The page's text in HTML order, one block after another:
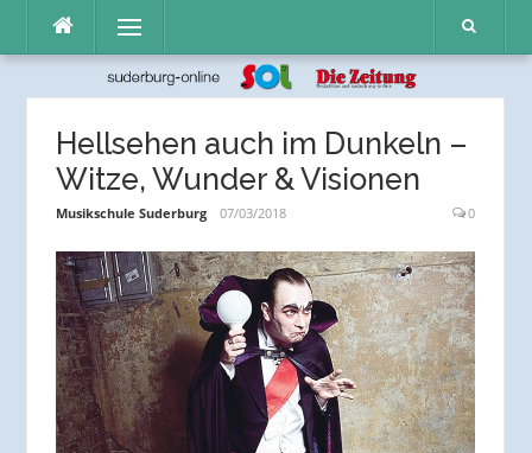
Inhalt
Menü
Hellsehen auch im Dunkeln –
Witze, Wunder & Visionen
Musikschule Suderburg 07/03/2018 0